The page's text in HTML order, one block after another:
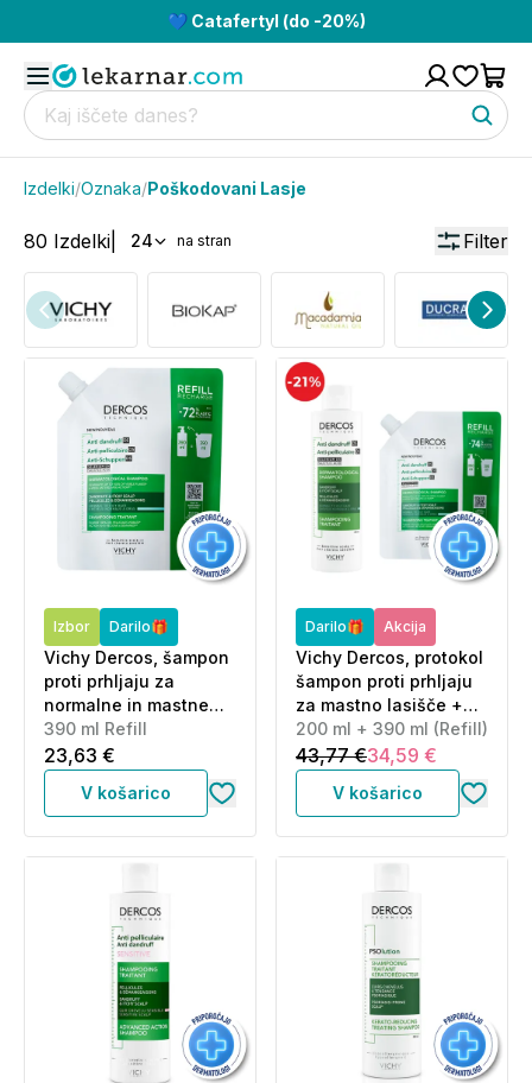
💙 Catafertyl (do -20%)
Izdelki/Oznaka/Poškodovani Lasje
80 Izdelki 24 na stran Filter
Izbor Darilo🎁
Vichy Dercos, šampon
proti prhljaju za
normalne in mastne
lase - eko refill (390
ml)
390 ml Refill
23,63 €
V košarico
Darilo🎁 Akcija
Vichy Dercos, protokol
šampon proti prhljaju
za mastno lasišče +
eko polnilo za mastno
lasišče (200 ml + 390
ml)
200 ml + 390 ml (Refill)
43,77 €34,59 €
V košarico